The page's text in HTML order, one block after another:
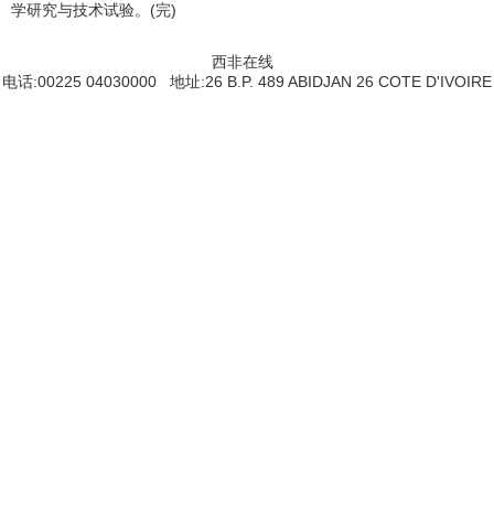
学研究与技术试验。(完)
西非在线
电话:00225 04030000 地址:26 B.P. 489 ABIDJAN 26 COTE D'IVOIRE